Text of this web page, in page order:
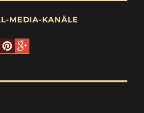
MEDIA-KANÄLE